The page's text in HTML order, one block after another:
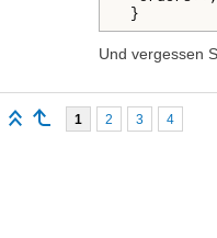
}
Und vergessen
1 2 3 4